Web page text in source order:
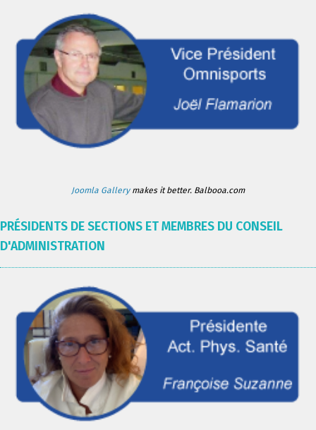
Joomla Gallerymakes it better. Balbooa.com
PRÉSIDENTS DE SECTIONS ET MEMBRES DU CONSEIL
D'ADMINISTRATION